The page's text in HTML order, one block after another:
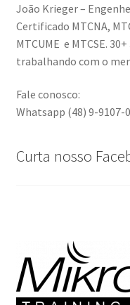
João Krieger –
Certificado MTCNA,
MTCUME e MTCSE.
trabalhando com o
Fale conosco:
Whatsapp (48) 9-9107-
Curta nosso